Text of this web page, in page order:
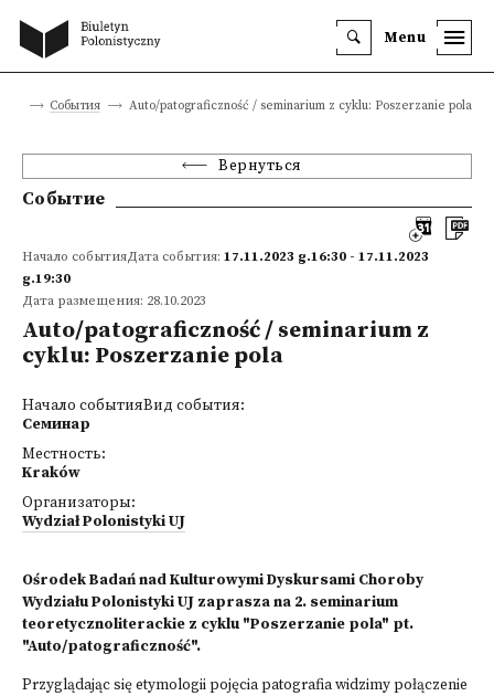
Menu
События Auto/patograficzność / seminarium z cyklu: Poszerzanie pola
Вернуться
Событие
Начало событияДата события: 17.11.2023 g.16:30 - 17.11.2023
g.19:30
Дата размещения: 28.10.2023
Auto/patograficzność / seminarium z
cyklu: Poszerzanie pola
Начало событияВид события:
Семинар
Местность:
Kraków
Организаторы:
Wydział Polonistyki UJ
Ośrodek Badań nad Kulturowymi Dyskursami Choroby
Wydziału Polonistyki UJ zaprasza na 2. seminarium
teoretycznoliterackie z cyklu "Poszerzanie pola" pt.
"Auto/patograficzność".
Przyglądając się etymologii pojęcia patografia widzimy połączenie